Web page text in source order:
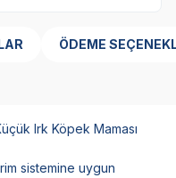
ÖDEME
Irk Köpek Maması
sistemine uygun